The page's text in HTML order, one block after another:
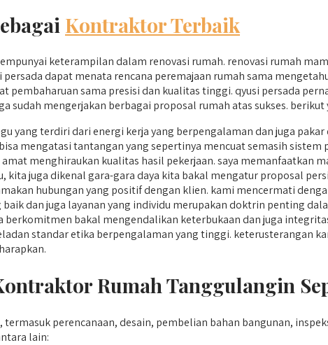
Kontraktor Terbaik
keterampilan dalam renovasi rumah. renovasi rumah
dapat menata rencana peremajaan rumah sama
pembaharuan sama presisi dan kualitas tinggi. qyusi persada
sudah mengerjakan berbagai proposal rumah atas sukses.
yang terdiri dari energi kerja yang berpengalaman dan juga
mengatasi tantangan yang sepertinya mencuat semasih sistem
amat menghiraukan kualitas hasil pekerjaan. saya
juga dikenal gara-gara daya kita bakal mengatur proposal
hubungan yang positif dengan klien. kami mencermati
dan juga layanan yang individu merupakan doktrin penting
berkomitmen bakal mengendalikan keterbukaan dan juga
standar etika berpengalaman yang tinggi. keterusterangan
Rumah Tanggulangin
perencanaan, desain, pembelian bahan bangunan,
lain: